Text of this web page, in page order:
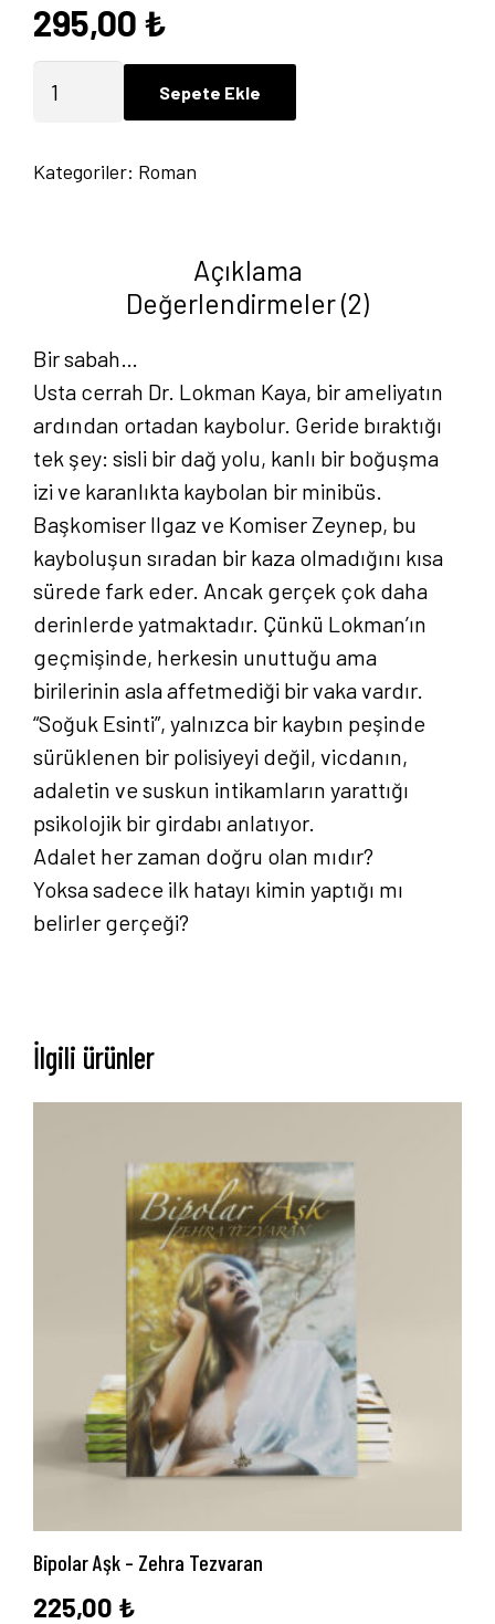
Anasayfa
2
müşteri puanına dayanarak 5 üzerinden
295,00 ₺
Esinti
İlaf
Sepete Ekle
Kategoriler: Roman
Açıklama
Değerlendirmeler (2)
Bir sabah…
Usta cerrah Dr. Lokman Kaya, bir ameliyatın
ardından ortadan kaybolur. Geride bıraktığı
tek şey: sisli bir dağ yolu, kanlı bir boğuşma
izi ve karanlıkta kaybolan bir minibüs.
Başkomiser Ilgaz ve Komiser Zeynep, bu
kayboluşun sıradan bir kaza olmadığını kısa
sürede fark eder. Ancak gerçek çok daha
derinlerde yatmaktadır. Çünkü Lokman’ın
geçmişinde, herkesin unuttuğu ama
birilerinin asla affetmediği bir vaka vardır.
“Soğuk Esinti”, yalnızca bir kaybın peşinde
sürüklenen bir polisiyeyi değil, vicdanın,
adaletin ve suskun intikamların yarattığı
psikolojik bir girdabı anlatıyor.
Adalet her zaman doğru olan mıdır?
Yoksa sadece ilk hatayı kimin yaptığı mı
belirler gerçeği?
İlgili ürünler
Bipolar Aşk – Zehra Tezvaran
225,00 ₺